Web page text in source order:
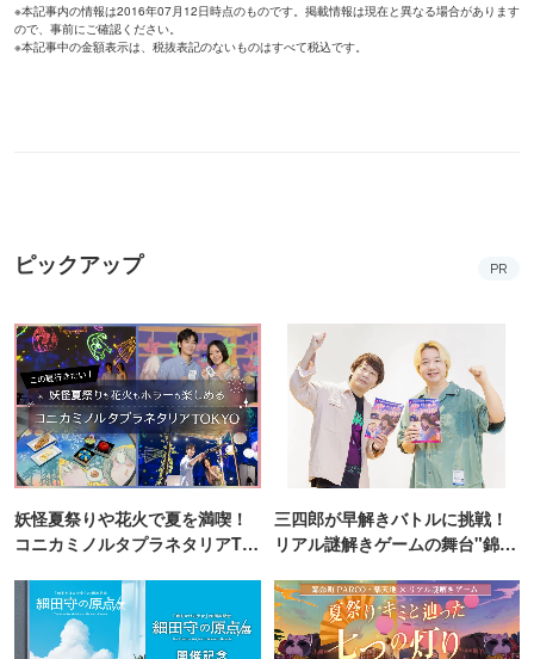
※本記事内の情報は2016年07月12日時点のものです。掲載情報は現在と異なる場合があります
ので、事前にご確認ください。
※本記事中の金額表示は、税抜表記のないものはすべて税込です。
ピックアップ PR
妖怪夏祭りや花火で夏を満喫！
コニカミノルタプラネタリアTO
三四郎が早解きバトルに挑戦！
リアル謎解きゲームの舞台"錦糸